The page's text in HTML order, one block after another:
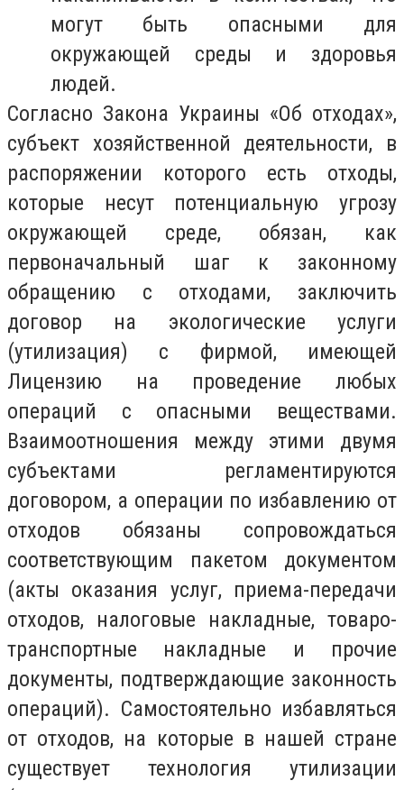
могут быть опасными для
окружающей среды и здоровья
людей.
Согласно Закона Украины «Об отходах»,
субъект хозяйственной деятельности, в
распоряжении которого есть отходы,
которые несут потенциальную угрозу
окружающей среде, обязан, как
первоначальный шаг к законному
обращению с отходами, заключить
договор на экологические услуги
(утилизация) с фирмой, имеющей
Лицензию на проведение любых
операций с опасными веществами.
Взаимоотношения между этими двумя
субъектами регламентируются
договором, а операции по избавлению от
отходов обязаны сопровождаться
соответствующим пакетом документом
(акты оказания услуг, приема-передачи
отходов, налоговые накладные, товаро-
транспортные накладные и прочие
документы, подтверждающие законность
операций). Самостоятельно избавляться
от отходов, на которые в нашей стране
существует технология утилизации